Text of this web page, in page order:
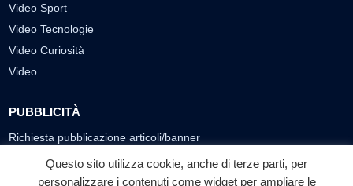
Video Sport
Video Tecnologie
Video Curiosità
Video
PUBBLICITÀ
Richiesta pubblicazione articoli/banner
SEGUICI SUI SOCIAL
Questo sito utilizza cookie, anche di terze parti, per
personalizzare i contenuti come widget per ampliare le